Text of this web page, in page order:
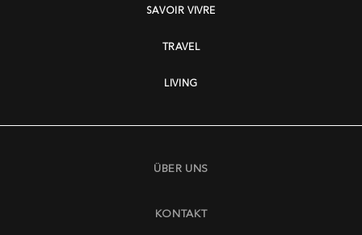
SAVOIR VIVRE
TRAVEL
LIVING
ÜBER UNS
KONTAKT